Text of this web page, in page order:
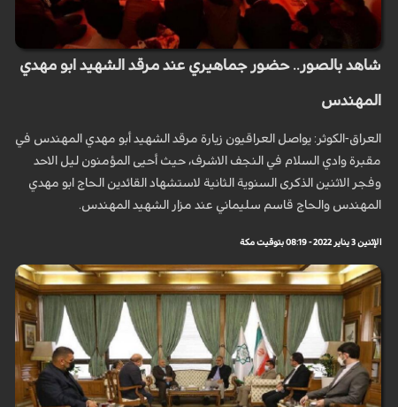
شاهد بالصور.. حضور جماهيري عند مرقد الشهيد ابو مهدي
المهندس
العراق-الكوثر: يواصل العراقيون زيارة مرقد الشهيد أبو مهدي المهندس في
مقبرة وادي السلام في النجف الاشرف، حيث أحيى المؤمنون ليل الاحد
وفجر الاثنين الذكرى السنوية الثانية لاستشهاد القائدين الحاج ابو مهدي
المهندس والحاج قاسم سليماني عند مزار الشهيد المهندس.
الإثنين 3 يناير 2022 - 08:19 بتوقيت مكة